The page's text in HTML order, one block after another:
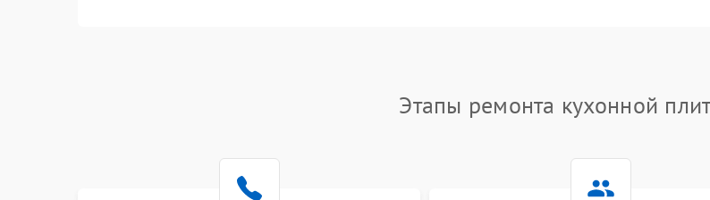
Этапы ремонта кухонной